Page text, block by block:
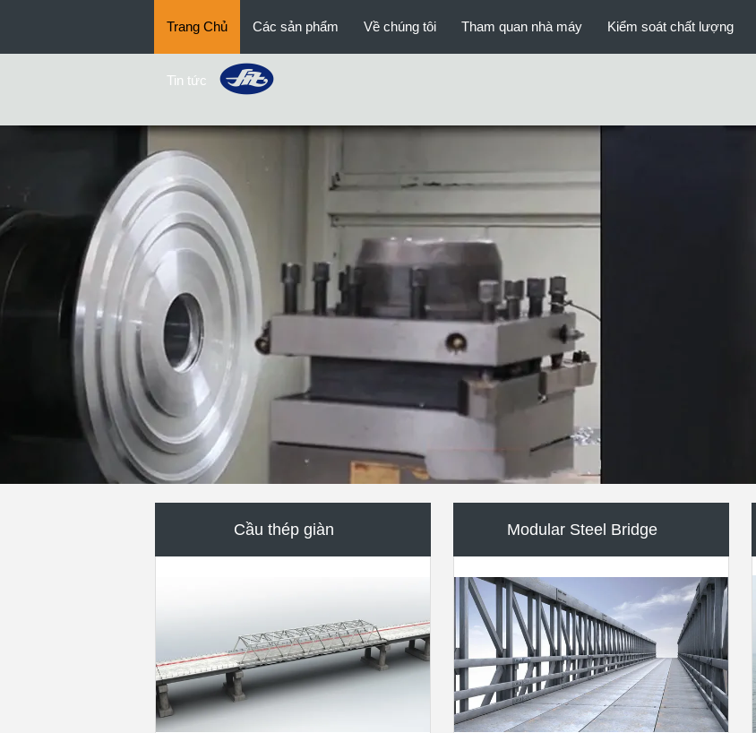
Trang Chủ Các sản phẩm Về chúng tôi Tham quan nhà máy Kiểm soát chất lượng
Tin tức
Cầu thép giàn Modular Steel Bridge